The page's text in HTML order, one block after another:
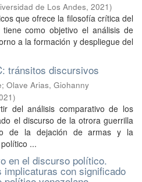
de Los Andes, 2021)
que ofrece la filosofía crítica del
como objetivo el análisis de
a la formación y despliegue del
tránsitos discursivos
; Olave Arias, Giohanny
)
del análisis comparativo de los
el discurso de la otrora guerrilla
de la dejación de armas y la
...
en el discurso político.
con significado